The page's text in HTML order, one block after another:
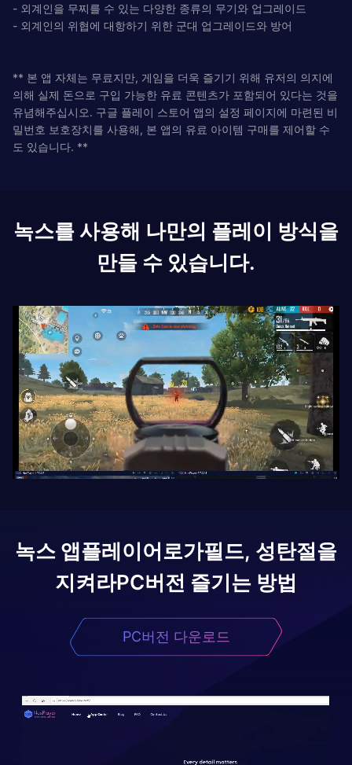
- 외계인을 무찌를 수 있는 다양한 종류의 무기와 업그레이드
- 외계인의 위협에 대항하기 위한 군대 업그레이드와 방어
** 본 앱 자체는 무료지만, 게임을 더욱 즐기기 위해 유저의 의지에
의해 실제 돈으로 구입 가능한 유료 콘텐츠가 포함되어 있다는 것을
유념해주십시오. 구글 플레이 스토어 앱의 설정 페이지에 마련된 비
밀번호 보호장치를 사용해, 본 앱의 유료 아이템 구매를 제어할 수
도 있습니다. **
녹스를 사용해 나만의 플레이 방식을
만들 수 있습니다.
녹스 앱플레이어로가필드, 성탄절을
지켜라PC버전 즐기는 방법
PC버전 다운로드